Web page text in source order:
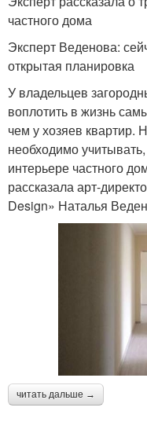
частного дома
Эксперт Веденова:
открытая планировка
У владельцев
воплотить в жизнь
чем у хозяев квартир.
необходимо
интерьере частного
рассказала арт-
Design» Наталья
читать дальше →